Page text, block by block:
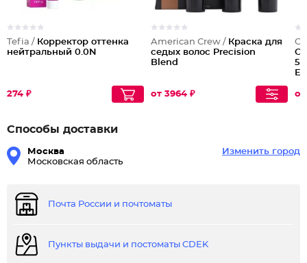
Tefia / Корректор оттенка
нейтральный 0.0N
274 ₽
American Crew / Краска для
седых волос Precision
Blend
от 3964 ₽
5
от
Способы доставки
Москва
Московская область
Изменить город
Почта России и почтоматы
Пункты выдачи и постоматы CDEK